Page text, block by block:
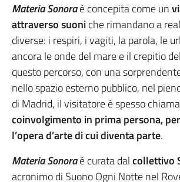
Materia Sonoraè concepita come un
attraverso suoniche rimandano a
diverse: i respiri, i vagiti, la parola, le
ancora le onde del mare e il crepitio
questo percorso, con una
nello spazio esterno pubblico, nel
di Madrid, il visitatore è spesso
coinvolgimento in prima persona,
l’opera d’arte di cui diventa parte.
Materia Sonoraè curata dalcollettivo
acronimo di Suono Ogni Notte nel